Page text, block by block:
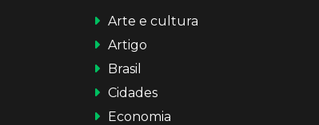
Arte e cultura
Artigo
Brasil
Cidades
Economia